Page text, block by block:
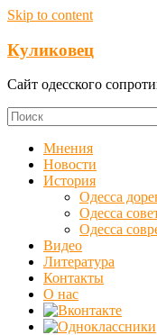
Skip to content
Куликовец
Сайт одесского
Мнения
Новости
История
Одесса
Одесса
Одесса
Видео
Литература
Контакты
О нас